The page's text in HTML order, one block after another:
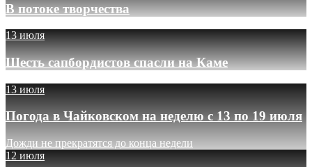
В потоке творчества
13 июля
Шесть сапбордистов спасли на Каме
13 июля
Погода в Чайковском на неделю с 13 по 19 июля
Дожди не прекратятся до конца недели
12 июля